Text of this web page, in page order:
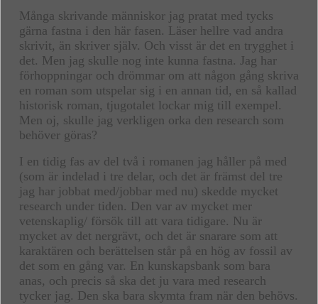
Många skrivande människor jag pratat med tycks
gärna fastna i den här fasen. Läser hellre vad andra
skrivit, än skriver själv. Och visst är det en trygghet i
det. Men jag skulle nog inte kunna fastna. Jag har
förhoppningar och drömmar om att någon gång skriva
en roman som utspelar sig i en annan tid, en så kallad
historisk roman, tjugotalet lockar mig till exempel.
Men oj, skulle jag verkligen orka den research som
behöver göras?
I en tidig fas av del två i romanen jag håller på med
(som är indelad i tre delar, och det är främst del tre
jag har jobbat med/jobbar med nu) skedde mycket
research under tiden. Den var av mycket mer
vetenskaplig/ försök till att vara tidigare. Nu är
mycket av det nergrävt, och det är snarare som att
karaktären och berättelsen står på en hög av fossil av
det som en gång var. En kunskapsbank som bara
anas, och precis så ska det ju vara med research
tycker jag. Den ska bara skymta fram när den behövs.